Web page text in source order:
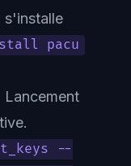
s'installe
pacu
Lancement
--